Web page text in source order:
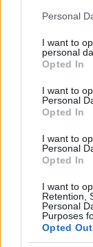
Please note
not limited to
grant or deny
use your data
consent section.
Personal
I want to
personal
Opted In
I want to
Personal
Opted In
I want to
Personal
Opted In
I want to
Retention,
Personal
Purposes
Opted Out
Fotó: / Velvet